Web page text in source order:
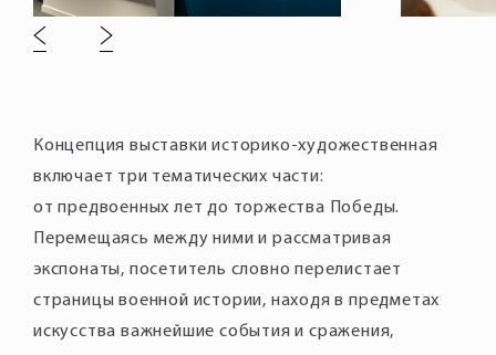
Концепция выставки историко-художественная
включает три тематических части:
от предвоенных лет до торжества Победы.
Перемещаясь между ними и рассматривая
экспонаты, посетитель словно перелистает
страницы военной истории, находя в предметах
искусства важнейшие события и сражения,